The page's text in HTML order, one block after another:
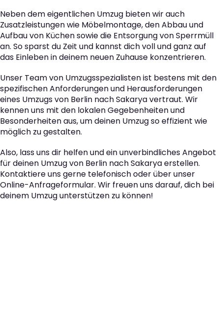
Neben dem eigentlichen Umzug bieten wir auch
Zusatzleistungen wie Möbelmontage, den Abbau und
Aufbau von Küchen sowie die Entsorgung von Sperrmüll
an. So sparst du Zeit und kannst dich voll und ganz auf
das Einleben in deinem neuen Zuhause konzentrieren.
Unser Team von Umzugsspezialisten ist bestens mit den
spezifischen Anforderungen und Herausforderungen
eines Umzugs von Berlin nach Sakarya vertraut. Wir
kennen uns mit den lokalen Gegebenheiten und
Besonderheiten aus, um deinen Umzug so effizient wie
möglich zu gestalten.
Also, lass uns dir helfen und ein unverbindliches Angebot
für deinen Umzug von Berlin nach Sakarya erstellen.
Kontaktiere uns gerne telefonisch oder über unser
Online-Anfrageformular. Wir freuen uns darauf, dich bei
deinem Umzug unterstützen zu können!